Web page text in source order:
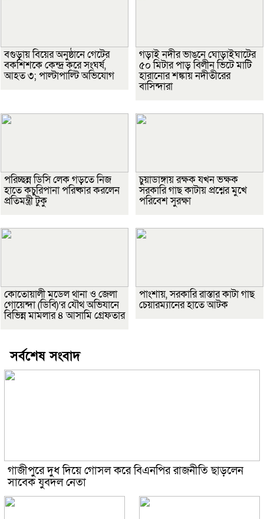
বগুড়ায় বিয়ের অনুষ্ঠানে গেটের
বকশিশকে কেন্দ্র করে সংঘর্ষ,
আহত ৩; পাল্টাপাল্টি অভিযোগ
গড়াই নদীর ভাঙনে ঘোড়াইঘাটের
৫০ মিটার পাড় বিলীন ভিটে মাটি
হারানোর শঙ্কায় নদীতীরের
বাসিন্দারা
পরিচ্ছন্ন ডিসি লেক গড়তে নিজ
হাতে কচুরিপানা পরিষ্কার করলেন
প্রতিমন্ত্রী টুকু
চুয়াডাঙ্গায় রক্ষক যখন ভক্ষক
সরকারি গাছ কাটায় প্রশ্নের মুখে
পরিবেশ সুরক্ষা
কোতোয়ালী মডেল থানা ও জেলা
গোয়েন্দা (ডিবি)’র যৌথ অভিযানে
বিভিন্ন মামলার ৪ আসামি গ্রেফতার
পাংশায়, সরকারি রাস্তার কাটা গাছ
চেয়ারম্যানের হাতে আটক
সর্বশেষ সংবাদ
গাজীপুরে দুধ দিয়ে গোসল করে বিএনপির রাজনীতি ছাড়লেন
সাবেক যুবদল নেতা